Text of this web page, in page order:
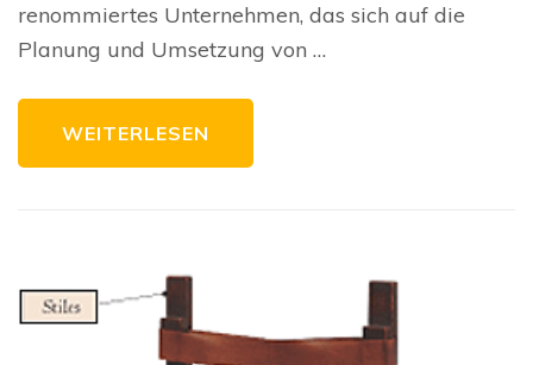
der
renommiertes Unternehmen, das sich auf die
Planung und Umsetzung von …
WEITERLESEN